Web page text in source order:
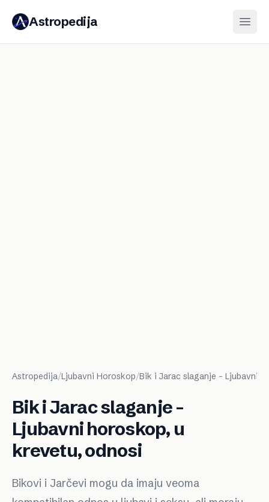
Astropedija
Astropedija/Ljubavni Horoskop/Bik i Jarac slaganje - Ljubavni
Bik i Jarac slaganje -
Ljubavni horoskop, u
krevetu, odnosi
Bikovi i Jarčevi mogu da imaju veoma